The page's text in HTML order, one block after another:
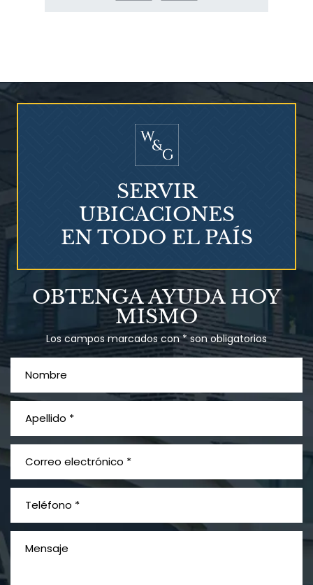
¿Quién corre el riesgo de
Talco en polvo
Ovary cancer
¿Qué es el mesotelioma?
OBTENGA AYUDA HOY
MISMO
Los campos marcados con * son obligatorios
SERVIR
UBICACIONES
EN TODO EL PAÍS